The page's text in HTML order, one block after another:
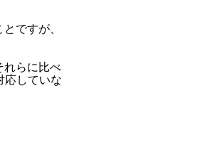
ですが、
れらに比べ
応していな